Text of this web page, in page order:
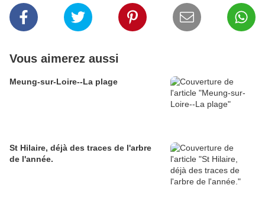
Vous aimerez aussi
Meung-sur-Loire--La plage
St Hilaire, déjà des traces de l'arbre
de l'année.